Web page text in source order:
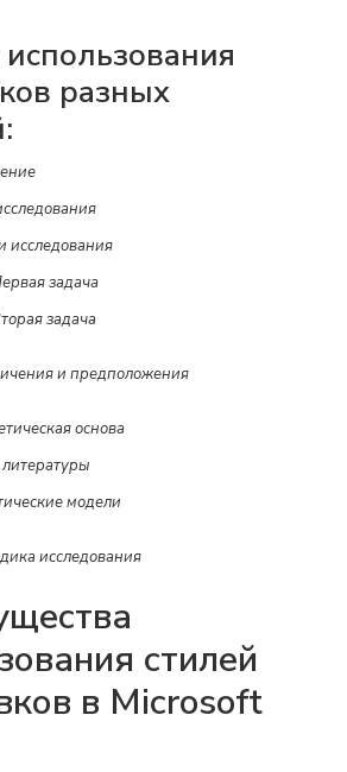
разных
исследования
задача
задача
и предположения
основа
модели
исследования
стилей
в Microsoft